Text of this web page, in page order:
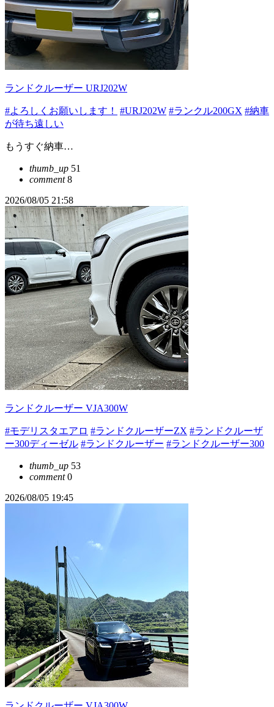
ランドクルーザー URJ202W
#よろしくお願いします！ #URJ202W #ランクル200GX #納車
が待ち遠しい
もうすぐ納車…
thumb_up 51
comment8
2026/08/05 21:58
ランドクルーザー VJA300W
#モデリスタエアロ #ランドクルーザーZX #ランドクルーザ
ー300ディーゼル #ランドクルーザー #ランドクルーザー300
thumb_up 53
comment0
2026/08/05 19:45